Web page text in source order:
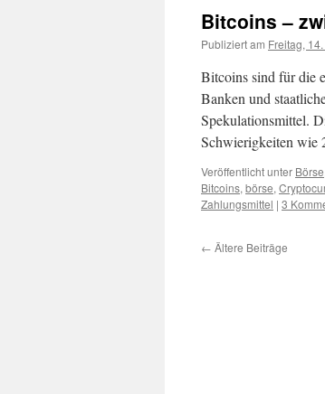
Bitcoins –
Publiziert am Freitag,
Bitcoins sind für die
Banken und
Spekulationsmittel.
Schwierigkeiten wie
Veröffentlicht unter Börse
Bitcoins, börse,
Zahlungsmittel | 3
← Ältere Beiträge